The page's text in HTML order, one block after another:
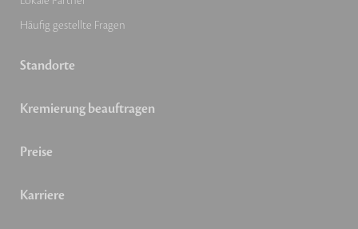
Häufig gestellte Fragen
Standorte
Kremierung beauftragen
Preise
Karriere